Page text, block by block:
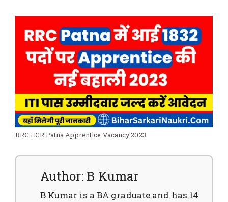
RRC ECR Patna Apprentice Vacancy 2023
Author: B Kumar
B Kumar is a BA graduate and has 14